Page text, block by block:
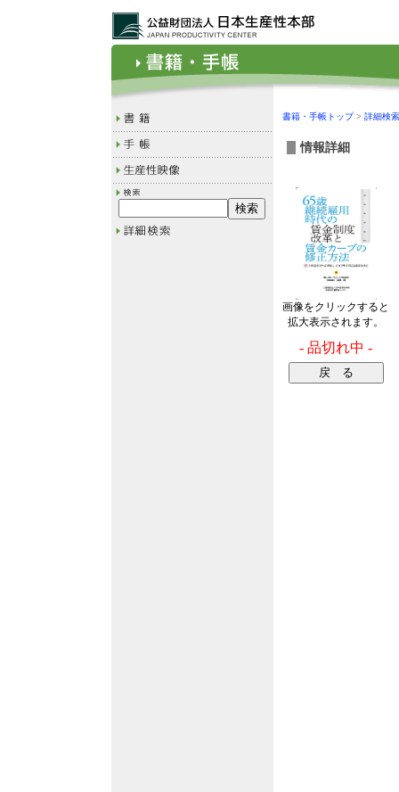
書籍・手帳トップ> 詳細検索
情報詳細
画像をクリックすると
拡大表示されます。
- 品切れ中 -